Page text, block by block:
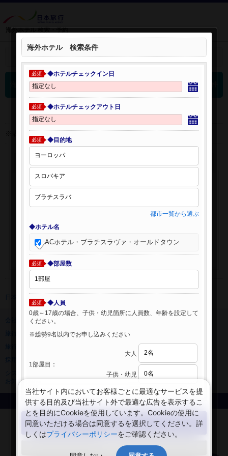
海外ホテル 検索・予約
検索条件を開く：
海外ホテル 検索結果
※表示金額はオンライン予約時の金額です。
日本旅行 トップ
旅行業登録票・約款
規約集
ニュースリリース
サイトマップ
お知らせ
Copyright © NIPPON TRAVEL AGENCY Co.,LTD. All rights reserved.
海外ホテル 検索条件
必須 ◆ホテルチェックイン日
必須 ◆ホテルチェックアウト日
必須 ◆目的地
都市一覧から選ぶ
◆ホテル名
ACホテル・ブラチスラヴァ・オールドタウン
必須 ◆部屋数
必須
◆人員
0歳～17歳の場合、子供・幼児箇所に人員数、年齢を設定して
ください。
※総勢9名以内でお申し込みください
1部屋目：
大人
子供・幼児
検索する
閉じる
当社サイト内においてお客様ごとに最適なサービスを提
供する目的及び当社サイト外で最適な広告を表示するこ
とを目的にCookieを使用しています。Cookieの使用に
同意いただける場合は同意するを選択してください。詳
しくはプライバシーポリシーをご確認ください。